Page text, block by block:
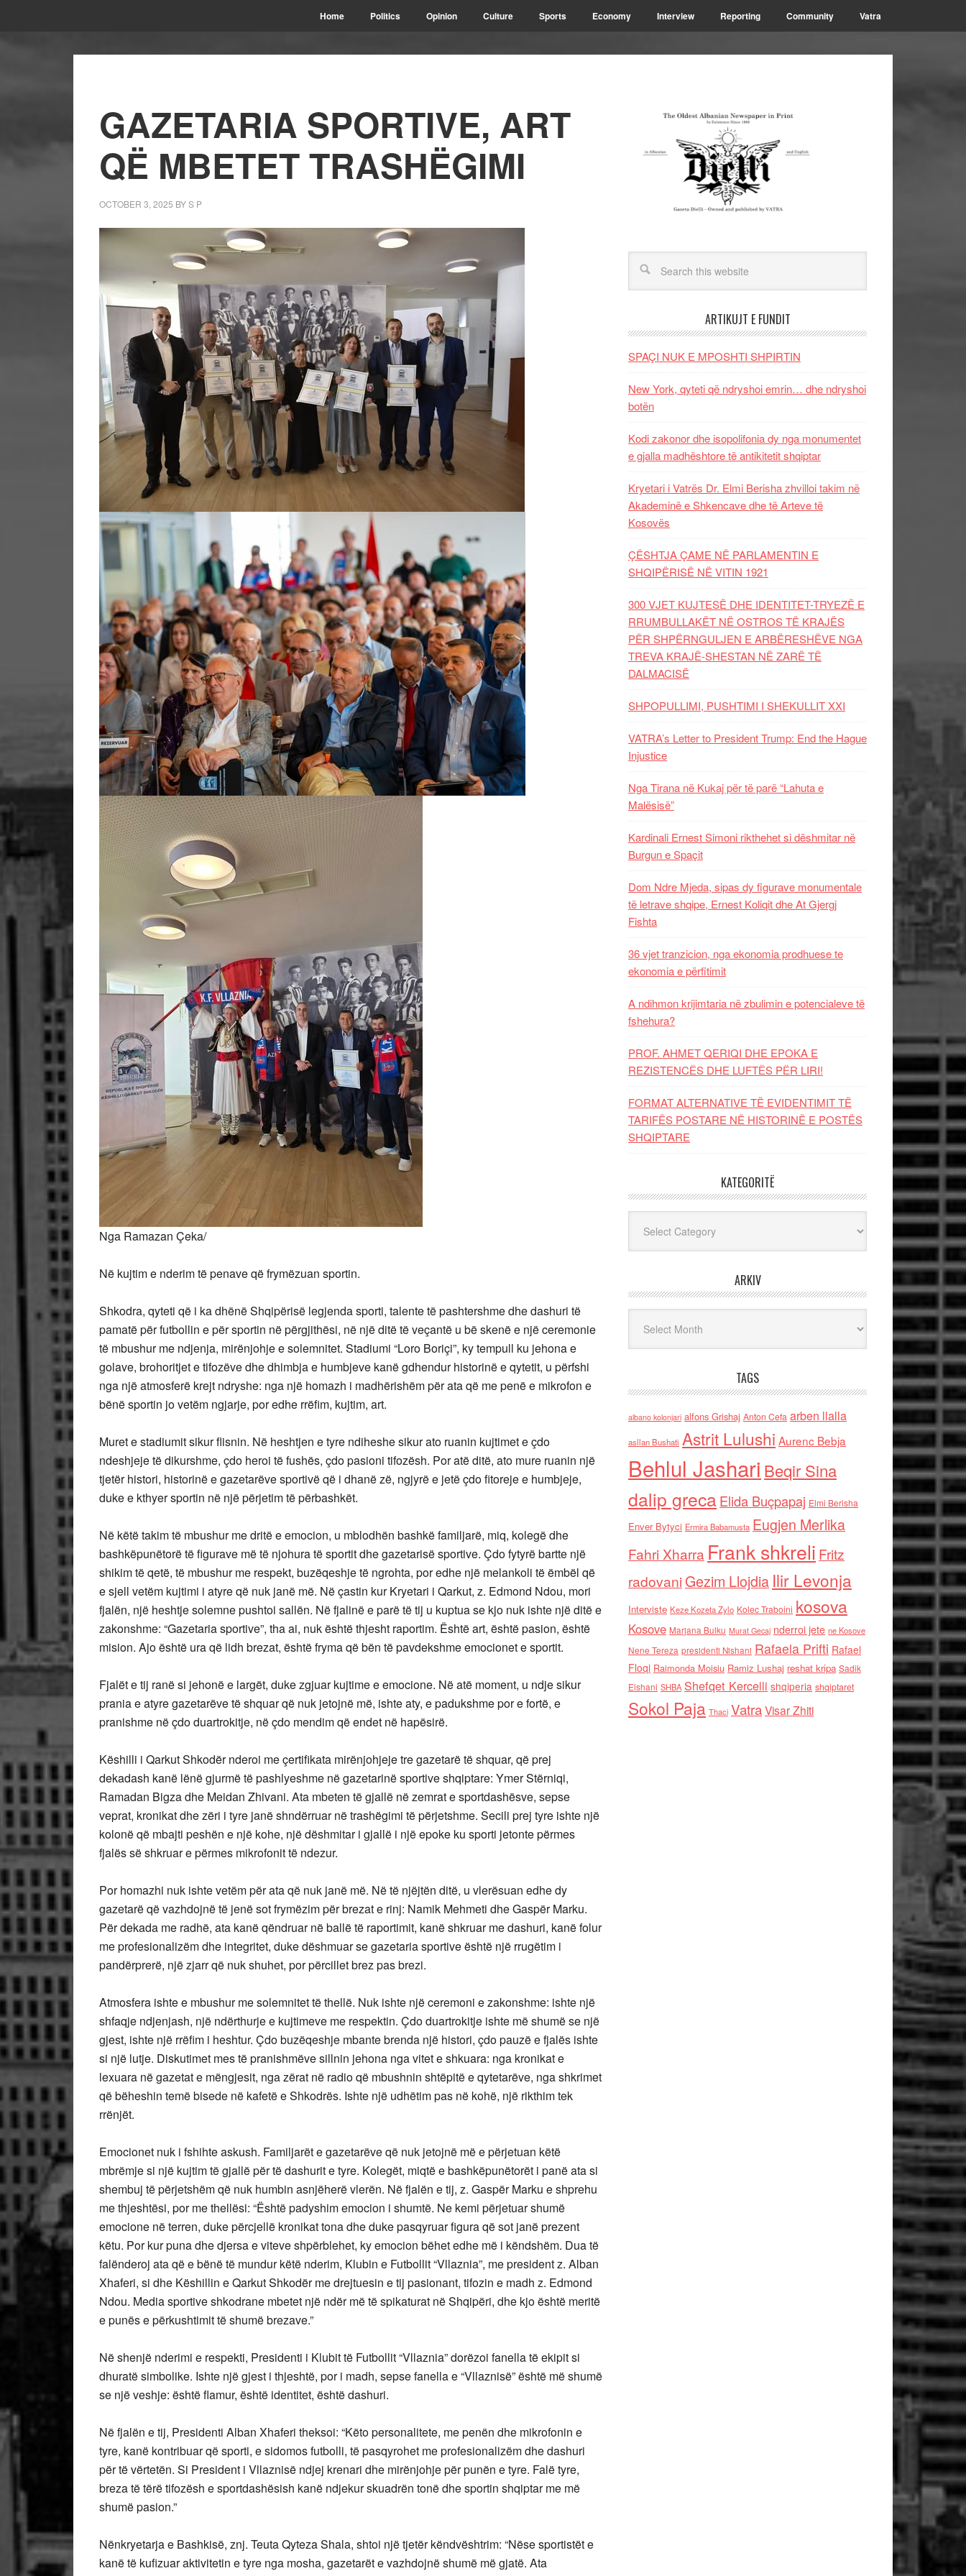
Home Politics Opinion Culture Sports Economy Interview Reporting Community Vatra
GAZETARIA SPORTIVE, ART
QË MBETET TRASHËGIMI
OCTOBER 3, 2025 BYS P
Nga Ramazan Çeka/
Në kujtim e nderim të penave që frymëzuan sportin.
Shkodra, qyteti që i ka dhënë Shqipërisë legjenda sporti, talente të pashtershme dhe dashuri të
pamatë për futbollin e për sportin në përgjithësi, në një ditë të veçantë u bë skenë e një ceremonie
të mbushur me ndjenja, mirënjohje e solemnitet. Stadiumi “Loro Boriçi”, ky tempull ku jehona e
golave, brohoritjet e tifozëve dhe dhimbja e humbjeve kanë gdhendur historinë e qytetit, u përfshi
nga një atmosferë krejt ndryshe: nga një homazh i madhërishëm për ata që me penë e mikrofon e
bënë sportin jo vetëm ngjarje, por edhe rrëfim, kujtim, art.
Muret e stadiumit sikur flisnin. Në heshtjen e tyre ndiheshe sikur ato ruanin kujtimet e çdo
ndeshjeje të dikurshme, çdo heroi të fushës, çdo pasioni tifozësh. Por atë ditë, ato mure ruanin një
tjetër histori, historinë e gazetarëve sportivë që i dhanë zë, ngjyrë e jetë çdo fitoreje e humbjeje,
duke e kthyer sportin në një përjetim të përbashkët.
Në këtë takim të mbushur me dritë e emocion, u mblodhën bashkë familjarë, miq, kolegë dhe
bashkëpunëtorë të figurave më të njohura të sportit dhe gazetarisë sportive. Çdo fytyrë bartte një
shikim të qetë, të mbushur me respekt, buzëqeshje të ngrohta, por edhe një melankoli të ëmbël që
e sjell vetëm kujtimi i atyre që nuk janë më. Në çastin kur Kryetari i Qarkut, z. Edmond Ndou, mori
fjalën, një heshtje solemne pushtoi sallën. Në fjalinë e parë të tij u kuptua se kjo nuk ishte një ditë e
zakonshme: “Gazetaria sportive”, tha ai, nuk është thjesht raportim. Është art, është pasion, është
mision. Ajo është ura që lidh brezat, është fryma që bën të pavdekshme emocionet e sportit.
Fjalët e tij ranë si jehonë e largët, duke zgjuar kujtime e emocione. Në atë moment, u ndje sikur
prania e atyre gazetarëve të shquar që nuk jetojnë më, ishte aty, e padukshme por e fortë, e
pranishme në çdo duartrokitje, në çdo mendim që endet në hapësirë.
Këshilli i Qarkut Shkodër nderoi me çertifikata mirënjohjeje tre gazetarë të shquar, që prej
dekadash kanë lënë gjurmë të pashlyeshme në gazetarinë sportive shqiptare: Ymer Stërniqi,
Ramadan Bigza dhe Meidan Zhivani. Ata mbeten të gjallë në zemrat e sportdashësve, sepse
veprat, kronikat dhe zëri i tyre janë shndërruar në trashëgimi të përjetshme. Secili prej tyre ishte një
kolonë që mbajti peshën e një kohe, një dëshmitar i gjallë i një epoke ku sporti jetonte përmes
fjalës së shkruar e përmes mikrofonit të ndezur.
Por homazhi nuk ishte vetëm për ata që nuk janë më. Në të njëjtën ditë, u vlerësuan edhe dy
gazetarë që vazhdojnë të jenë sot frymëzim për brezat e rinj: Namik Mehmeti dhe Gaspër Marku.
Për dekada me radhë, ata kanë qëndruar në ballë të raportimit, kanë shkruar me dashuri, kanë folur
me profesionalizëm dhe integritet, duke dëshmuar se gazetaria sportive është një rrugëtim i
pandërprerë, një zjarr që nuk shuhet, por përcillet brez pas brezi.
Atmosfera ishte e mbushur me solemnitet të thellë. Nuk ishte një ceremoni e zakonshme: ishte një
shfaqje ndjenjash, një ndërthurje e kujtimeve me respektin. Çdo duartrokitje ishte më shumë se një
gjest, ishte një rrëfim i heshtur. Çdo buzëqeshje mbante brenda një histori, çdo pauzë e fjalës ishte
si një lutje. Diskutimet mes të pranishmëve sillnin jehona nga vitet e shkuara: nga kronikat e
lexuara në gazetat e mëngjesit, nga zërat në radio që mbushnin shtëpitë e qytetarëve, nga shkrimet
që bëheshin temë bisede në kafetë e Shkodrës. Ishte një udhëtim pas në kohë, një rikthim tek
rrënjët.
Emocionet nuk i fshihte askush. Familjarët e gazetarëve që nuk jetojnë më e përjetuan këtë
mbrëmje si një kujtim të gjallë për të dashurit e tyre. Kolegët, miqtë e bashkëpunëtorët i panë ata si
shembuj të përjetshëm që nuk humbin asnjëherë vlerën. Në fjalën e tij, z. Gaspër Marku e shprehu
me thjeshtësi, por me thellësi: “Është padyshim emocion i shumtë. Ne kemi përjetuar shumë
emocione në terren, duke përcjellë kronikat tona dhe duke pasqyruar figura që sot janë prezent
këtu. Por kur puna dhe djersa e viteve shpërblehet, ky emocion bëhet edhe më i këndshëm. Dua të
falënderoj ata që e bënë të mundur këtë nderim, Klubin e Futbollit “Vllaznia”, me president z. Alban
Xhaferi, si dhe Këshillin e Qarkut Shkodër me drejtuesin e tij pasionant, tifozin e madh z. Edmond
Ndou. Media sportive shkodrane mbetet një ndër më të spikaturat në Shqipëri, dhe kjo është meritë
e punës e përkushtimit të shumë brezave.”
Në shenjë nderimi e respekti, Presidenti i Klubit të Futbollit “Vllaznia” dorëzoi fanella të ekipit si
dhuratë simbolike. Ishte një gjest i thjeshtë, por i madh, sepse fanella e “Vllaznisë” është më shumë
se një veshje: është flamur, është identitet, është dashuri.
Në fjalën e tij, Presidenti Alban Xhaferi theksoi: “Këto personalitete, me penën dhe mikrofonin e
tyre, kanë kontribuar që sporti, e sidomos futbolli, të pasqyrohet me profesionalizëm dhe dashuri
për të vërtetën. Si President i Vllaznisë ndjej krenari dhe mirënjohje për punën e tyre. Falë tyre,
breza të tërë tifozësh e sportdashësish kanë ndjekur skuadrën tonë dhe sportin shqiptar me më
shumë pasion.”
Nënkryetarja e Bashkisë, znj. Teuta Qyteza Shala, shtoi një tjetër këndvështrim: “Nëse sportistët e
kanë të kufizuar aktivitetin e tyre nga mosha, gazetarët e vazhdojnë shumë më gjatë. Ata
ARTIKUJT E FUNDIT
SPAÇI NUK E MPOSHTI SHPIRTIN
New York, qyteti që ndryshoi emrin… dhe ndryshoi
botën
Kodi zakonor dhe isopolifonia dy nga monumentet
e gjalla madhështore të antikitetit shqiptar
Kryetari i Vatrës Dr. Elmi Berisha zhvilloi takim në
Akademinë e Shkencave dhe të Arteve të
Kosovës
ÇËSHTJA ÇAME NË PARLAMENTIN E
SHQIPËRISË NË VITIN 1921
300 VJET KUJTESË DHE IDENTITET-TRYEZË E
RRUMBULLAKËT NË OSTROS TË KRAJËS
PËR SHPËRNGULJEN E ARBËRESHËVE NGA
TREVA KRAJË-SHESTAN NË ZARË TË
DALMACISË
SHPOPULLIMI, PUSHTIMI I SHEKULLIT XXI
VATRA’s Letter to President Trump: End the Hague
Injustice
Nga Tirana në Kukaj për të parë “Lahuta e
Malësisë”
Kardinali Ernest Simoni rikthehet si dëshmitar në
Burgun e Spaçit
Dom Ndre Mjeda, sipas dy figurave monumentale
të letrave shqipe, Ernest Koliqit dhe At Gjergj
Fishta
36 vjet tranzicion, nga ekonomia prodhuese te
ekonomia e përfitimit
A ndihmon krijimtaria në zbulimin e potencialeve të
fshehura?
PROF. AHMET QERIQI DHE EPOKA E
REZISTENCЁS DHE LUFTЁS PЁR LIRI!
FORMAT ALTERNATIVE TË EVIDENTIMIT TË
TARIFËS POSTARE NË HISTORINË E POSTËS
SHQIPTARE
KATEGORITË
ARKIV
TAGS
albano kolonjari alfons Grishaj Anton Cefa arben llalla
asllan Bushati Astrit Lulushi Aurenc Bebja
Behlul Jashari Beqir Sina
dalip grecaElida Buçpapaj Elmi Berisha
Enver Bytyci Ermira Babamusta Eugjen Merlika
Fahri Xharra Frank shkreli Fritz
radovaniGezim Llojdia Ilir Levonja
Interviste Keze Kozeta Zylo Kolec Traboini kosova
Kosove Marjana Bulku Murat Gecaj nderroi jete ne Kosove
Nene Tereza presidenti Nishani Rafaela Prifti Rafael
Floqi Raimonda Moisiu Ramiz Lushaj reshat kripa Sadik
Elshani SHBA Shefqet Kercelli shqiperia shqiptaret
Sokol Paja Thaci VatraVisar Zhiti